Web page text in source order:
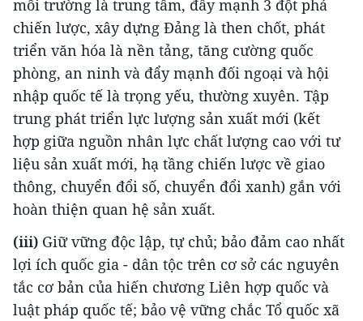
môi trường là trung tâm, đẩy mạnh 3 đột phá
chiến lược, xây dựng Đảng là then chốt, phát
triển văn hóa là nền tảng, tăng cường quốc
phòng, an ninh và đẩy mạnh đối ngoại và hội
nhập quốc tế là trọng yếu, thường xuyên. Tập
trung phát triển lực lượng sản xuất mới (kết
hợp giữa nguồn nhân lực chất lượng cao với tư
liệu sản xuất mới, hạ tầng chiến lược về giao
thông, chuyển đổi số, chuyển đổi xanh) gắn với
hoàn thiện quan hệ sản xuất.
(iii) Giữ vững độc lập, tự chủ; bảo đảm cao nhất
lợi ích quốc gia - dân tộc trên cơ sở các nguyên
tắc cơ bản của hiến chương Liên hợp quốc và
luật pháp quốc tế; bảo vệ vững chắc Tổ quốc xã